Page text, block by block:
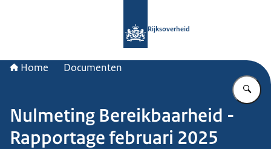
Rijksoverheid
Home Documenten
Nulmeting Bereikbaarheid -
Rapportage februari 2025